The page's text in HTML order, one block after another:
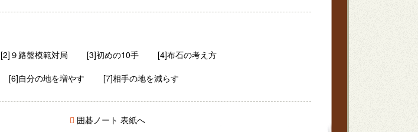
[2]９路盤模範対局 [3]初めの10手
[4]布石の考え方
[6]自分の地を増やす [7]相手の地を減らす
囲碁ノート 表紙へ